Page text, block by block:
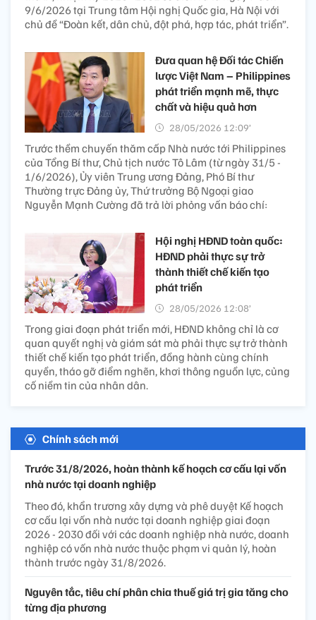
9/6/2026 tại Trung tâm Hội nghị Quốc gia, Hà Nội với
chủ đề “Đoàn kết, dân chủ, đột phá, hợp tác, phát triển”.
Đưa quan hệ Đối tác Chiến
lược Việt Nam – Philippines
phát triển mạnh mẽ, thực
chất và hiệu quả hơn
28/05/2026 12:09’
Trước thềm chuyến thăm cấp Nhà nước tới Philippines
của Tổng Bí thư, Chủ tịch nước Tô Lâm (từ ngày 31/5 -
1/6/2026), Ủy viên Trung ương Đảng, Phó Bí thư
Thường trực Đảng ủy, Thứ trưởng Bộ Ngoại giao
Nguyễn Mạnh Cường đã trả lời phỏng vấn báo chí:
Hội nghị HĐND toàn quốc:
HĐND phải thực sự trở
thành thiết chế kiến tạo
phát triển
28/05/2026 12:08’
Trong giai đoạn phát triển mới, HĐND không chỉ là cơ
quan quyết nghị và giám sát mà phải thực sự trở thành
thiết chế kiến tạo phát triển, đồng hành cùng chính
quyền, tháo gỡ điểm nghẽn, khơi thông nguồn lực, củng
cố niềm tin của nhân dân.
Chính sách mới
Trước 31/8/2026, hoàn thành kế hoạch cơ cấu lại vốn
nhà nước tại doanh nghiệp
Theo đó, khẩn trương xây dựng và phê duyệt Kế hoạch
cơ cấu lại vốn nhà nước tại doanh nghiệp giai đoạn
2026 - 2030 đối với các doanh nghiệp nhà nước, doanh
nghiệp có vốn nhà nước thuộc phạm vi quản lý, hoàn
thành trước ngày 31/8/2026.
Nguyên tắc, tiêu chí phân chia thuế giá trị gia tăng cho
từng địa phương